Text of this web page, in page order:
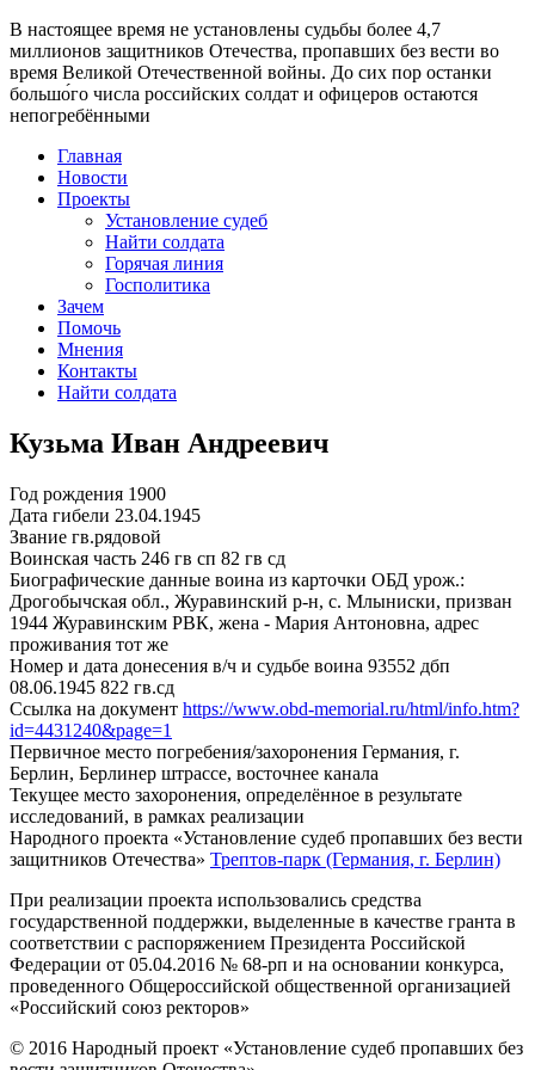
В настоящее время не установлены судьбы более 4,7
миллионов защитников Отечества, пропавших без вести во
время Великой Отечественной войны. До сих пор останки
большо́го числа российских солдат и офицеров остаются
непогребёнными
Главная
Новости
Проекты
Установление судеб
Найти солдата
Горячая линия
Госполитика
Зачем
Помочь
Мнения
Контакты
Найти солдата
Кузьма Иван Андреевич
Год рождения 1900
Дата гибели 23.04.1945
Звание гв.рядовой
Воинская часть 246 гв сп 82 гв сд
Биографические данные воина из карточки ОБД урож.:
Дрогобычская обл., Журавинский р-н, с. Млыниски, призван
1944 Журавинским РВК, жена - Мария Антоновна, адрес
проживания тот же
Номер и дата донесения в/ч и судьбе воина 93552 дбп
08.06.1945 822 гв.сд
Ссылка на документ https://www.obd-memorial.ru/html/info.htm?
id=4431240&page=1
Первичное место погребения/захоронения Германия, г.
Берлин, Берлинер штрассе, восточнее канала
Текущее место захоронения, определённое в результате
исследований, в рамках реализации
Народного проекта «Установление судеб пропавших без вести
защитников Отечества» Трептов-парк (Германия, г. Берлин)
При реализации проекта использовались средства
государственной поддержки, выделенные в качестве гранта в
соответствии с распоряжением Президента Российской
Федерации от 05.04.2016 № 68-рп и на основании конкурса,
проведенного Общероссийской общественной организацией
«Российский союз ректоров»
© 2016 Народный проект «Установление судеб пропавших без